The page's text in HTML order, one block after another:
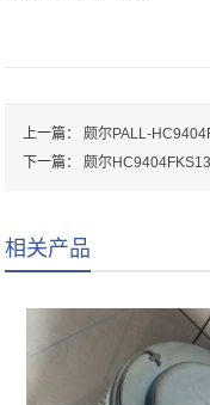
上一篇：颇尔PALL-
下一篇：颇尔
相关产品